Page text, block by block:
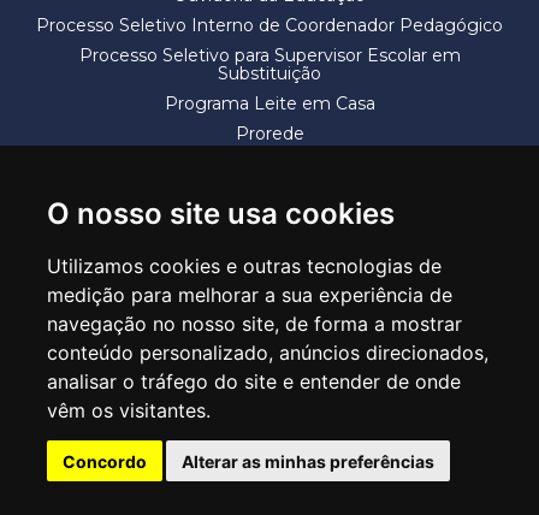
O nosso site usa cookies
Utilizamos cookies e outras tecnologias de
medição para melhorar a sua experiência de
navegação no nosso site, de forma a mostrar
conteúdo personalizado, anúncios direcionados,
analisar o tráfego do site e entender de onde
vêm os visitantes.
Concordo Alterar as minhas preferências
Processo Seletivo Interno de Coordenador Pedagógico
Processo Seletivo para Supervisor Escolar em
Substituição
Programa Leite em Casa
Prorede
SECRETARIA DE EDUCAÇÃO
Rua Claudino Barbosa, 313 - Macedo - Guarulhos/SP CEP 07113-040
Central de Atendimento: *55 11 2475-7300